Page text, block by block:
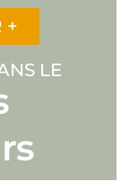
+
LE